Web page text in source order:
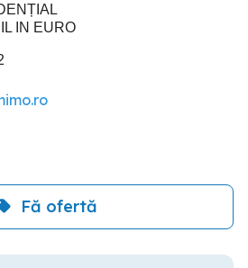
IN EURO
Fă ofertă